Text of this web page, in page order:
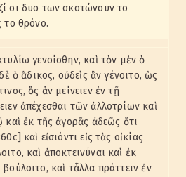
οι δυο των σκοτώνουν το
το θρόνο.
γενοίσθην, καὶ τὸν μὲν ὁ
ὁ ἄδικος, οὐδεὶς ἂν γένοιτο, ὡς
ὃς ἂν μείνειεν ἐν τῇ
ἀπέχεσθαι τῶν ἀλλοτρίων καὶ
καὶ ἐκ τῆς ἀγορᾶς ἀδεῶς ὅτι
καὶ εἰσιόντι εἰς τὰς οἰκίας
καὶ ἀποκτεινύναι καὶ ἐκ
καὶ τἆλλα πράττειν ἐν